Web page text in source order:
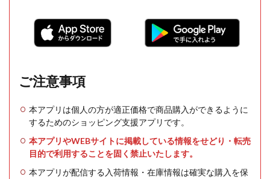
ご注意事項
本アプリは個人の方が適正価格で商品購入ができるように
するためのショッピング支援アプリです。
本アプリやWEBサイトに掲載している情報をせどり・転売
目的で利用することを固く禁止いたします。
本アプリが配信する入荷情報・在庫情報は確実な購入を保